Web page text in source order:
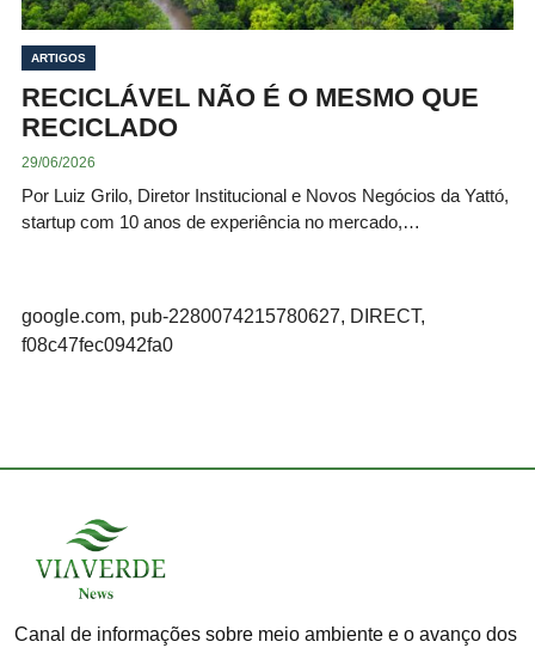
ARTIGOS
RECICLÁVEL NÃO É O MESMO QUE
RECICLADO
29/06/2026
Por Luiz Grilo, Diretor Institucional e Novos Negócios da Yattó,
startup com 10 anos de experiência no mercado,…
google.com, pub-2280074215780627, DIRECT,
f08c47fec0942fa0
Canal de informações sobre meio ambiente e o avanço dos